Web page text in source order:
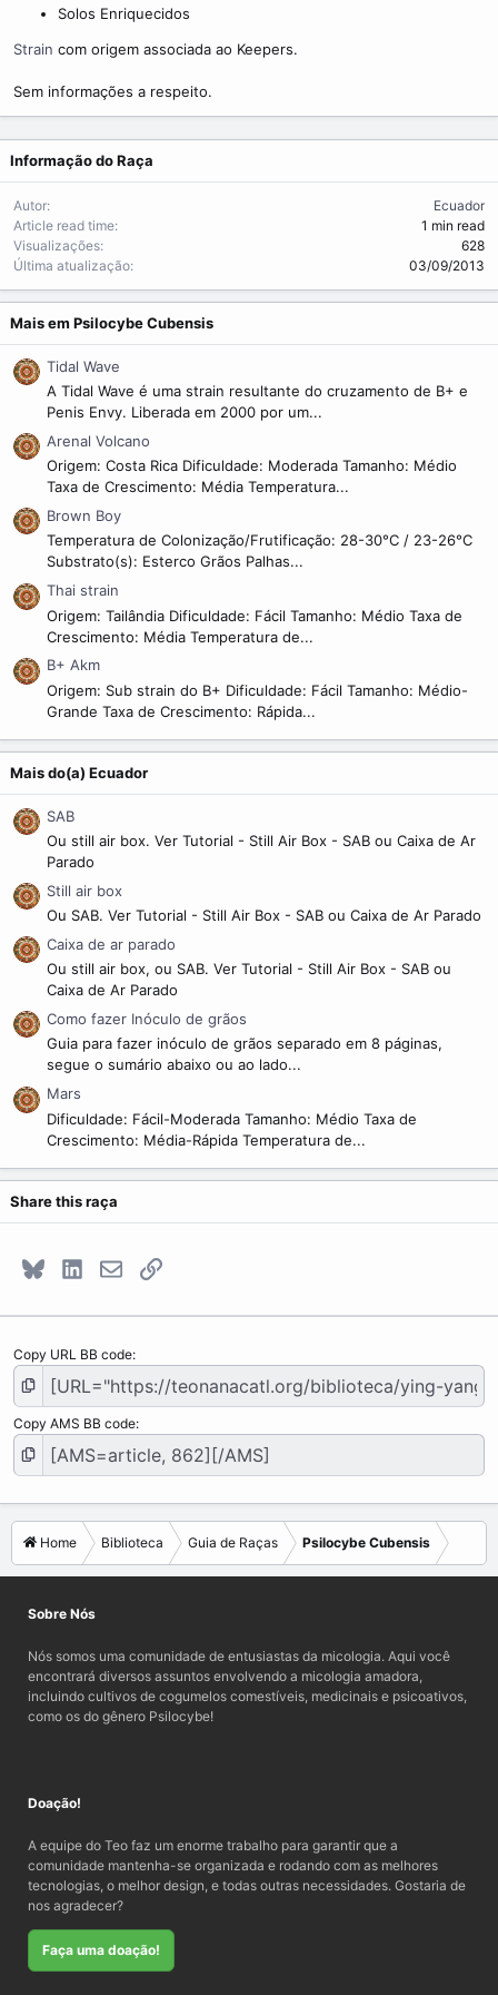
Solos Enriquecidos
Strain com origem associada ao Keepers.
Sem informações a respeito.
Informação do Raça
Autor
Ecuador
Article read time
1 min read
Visualizações
628
Última atualização
03/09/2013
Mais em Psilocybe Cubensis
Tidal Wave
A Tidal Wave é uma strain resultante do cruzamento de B+ e
Penis Envy. Liberada em 2000 por um...
Arenal Volcano
Origem: Costa Rica Dificuldade: Moderada Tamanho: Médio
Taxa de Crescimento: Média Temperatura...
Brown Boy
Temperatura de Colonização/Frutificação: 28-30°C / 23-26°C
Substrato(s): Esterco Grãos Palhas...
Thai strain
Origem: Tailândia Dificuldade: Fácil Tamanho: Médio Taxa de
Crescimento: Média Temperatura de...
B+ Akm
Origem: Sub strain do B+ Dificuldade: Fácil Tamanho: Médio-
Grande Taxa de Crescimento: Rápida...
Mais do(a) Ecuador
SAB
Ou still air box. Ver Tutorial - Still Air Box - SAB ou Caixa de Ar
Parado
Still air box
Ou SAB. Ver Tutorial - Still Air Box - SAB ou Caixa de Ar Parado
Caixa de ar parado
Ou still air box, ou SAB. Ver Tutorial - Still Air Box - SAB ou
Caixa de Ar Parado
Como fazer Inóculo de grãos
Guia para fazer inóculo de grãos separado em 8 páginas,
segue o sumário abaixo ou ao lado...
Mars
Dificuldade: Fácil-Moderada Tamanho: Médio Taxa de
Crescimento: Média-Rápida Temperatura de...
Share this raça
Bluesky LinkedInE-mailLink
Copy URL BB code
Copy AMS BB code
Home Biblioteca Guia de Raças Psilocybe Cubensis
Sobre Nós
Nós somos uma comunidade de entusiastas da micologia. Aqui você
encontrará diversos assuntos envolvendo a micologia amadora,
incluindo cultivos de cogumelos comestíveis, medicinais e psicoativos,
como os do gênero Psilocybe!
Doação!
A equipe do Teo faz um enorme trabalho para garantir que a
comunidade mantenha-se organizada e rodando com as melhores
tecnologias, o melhor design, e todas outras necessidades. Gostaria de
nos agradecer?
Faça uma doação!